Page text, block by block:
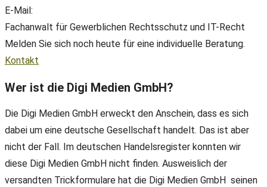
E-Mail:
Fachanwalt für Gewerblichen Rechtsschutz und IT-Recht
Melden Sie sich noch heute für eine individuelle Beratung.
Kontakt
Wer ist die Digi Medien GmbH?
Die Digi Medien GmbH erweckt den Anschein, dass es sich
dabei um eine deutsche Gesellschaft handelt. Das ist aber
nicht der Fall. Im deutschen Handelsregister konnten wir
diese Digi Medien GmbH nicht finden. Ausweislich der
versandten Trickformulare hat die Digi Medien GmbH seinen